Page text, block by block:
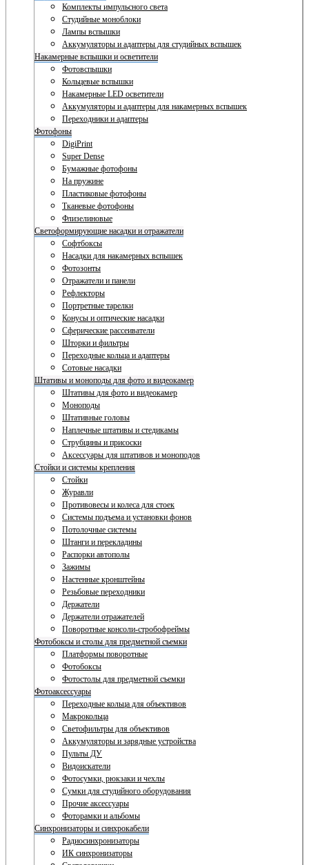
Комплекты импульсного света
Студийные моноблоки
Лампы вспышки
Аккумуляторы и адаптеры для студийных вспышек
Накамерные вспышки и осветители
Фотовспышки
Кольцевые вспышки
Накамерные LED осветители
Аккумуляторы и адаптеры для накамерных вспышек
Переходники и адаптеры
Фотофоны
DigiPrint
Super Dense
Бумажные фотофоны
На пружине
Пластиковые фотофоны
Тканевые фотофоны
Флизелиновые
Светоформирующие насадки и отражатели
Софтбоксы
Насадки для накамерных вспышек
Фотозонты
Отражатели и панели
Рефлекторы
Портретные тарелки
Конусы и оптические насадки
Сферические рассеиватели
Шторки и фильтры
Переходные кольца и адаптеры
Сотовые насадки
Штативы и моноподы для фото и видеокамер
Штативы для фото и видеокамер
Моноподы
Штативные головы
Наплечные штативы и стедикамы
Струбцины и присоски
Аксессуары для штативов и моноподов
Стойки и системы крепления
Стойки
Журавли
Противовесы и колеса для стоек
Системы подъема и установки фонов
Потолочные системы
Штанги и перекладины
Распорки автополы
Зажимы
Настенные кронштейны
Резьбовые переходники
Держатели
Держатели отражателей
Поворотные консоли-стробофреймы
Фотобоксы и столы для предметной съемки
Платформы поворотные
Фотобоксы
Фотостолы для предметной съемки
Фотоаксессуары
Переходные кольца для объективов
Макрокольца
Светофильтры для объективов
Аккумуляторы и зарядные устройства
Пульты ДУ
Видоискатели
Фотосумки, рюкзаки и чехлы
Сумки для студийного оборудования
Прочие аксессуары
Фоторамки и альбомы
Синхронизаторы и синхрокабели
Радиосинхронизаторы
ИК синхронизаторы